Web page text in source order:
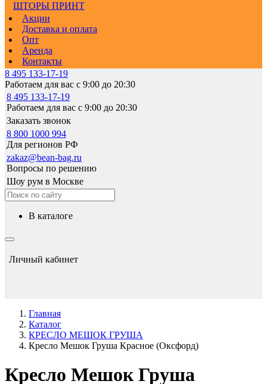
ШТОРЫ ПРИНТ
Акции
Доставка и оплата
Опт
Аренда
Контакты
8 495 133-17-19
Работаем для вас с 9:00 до 20:30
8 495 133-17-19
Работаем для вас с 9:00 до 20:30
Заказать звонок
8 800 1000 994
Для регионов РФ
zakaz@bean-bag.ru
Вопросы по решению
Шоу рум в Москве
в каталоге
Личный кабинет
Главная
Каталог
КРЕСЛО МЕШОК ГРУША
Кресло Мешок Груша Красное (Оксфорд)
Кресло Мешок Груша